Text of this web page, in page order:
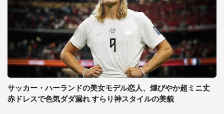
サッカー・ハーランドの美女モデル恋人、煌びやか超ミニ丈
赤ドレスで色気ダダ漏れ すらり神スタイルの美貌